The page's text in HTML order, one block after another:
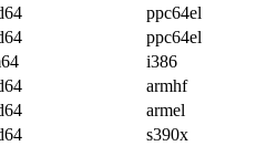
ppc64el
ppc64el
i386
armhf
armel
s390x